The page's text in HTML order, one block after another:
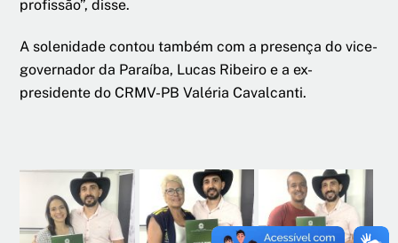
profissão”, disse.
A solenidade contou também com a presença do vice-
governador da Paraíba, Lucas Ribeiro e a ex-
presidente do CRMV-PB Valéria Cavalcanti.